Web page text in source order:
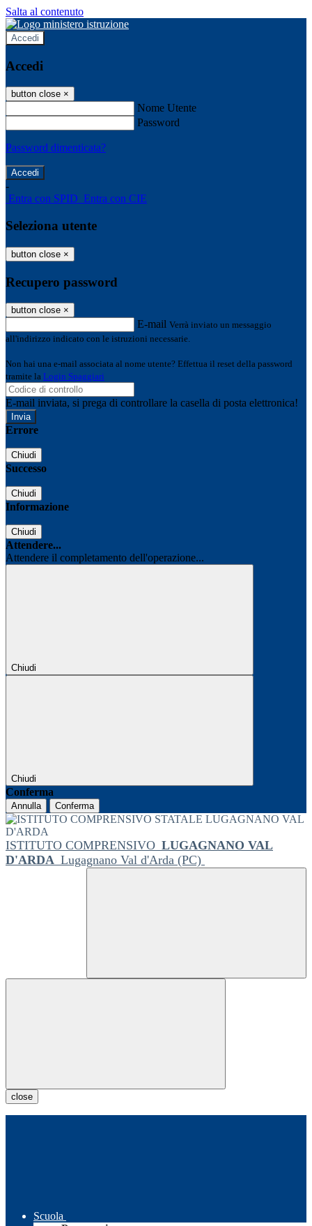
Salta al contenuto
Accedi
Accedi
button close ×
Nome Utente
Password
Password dimenticata?
-
Entra con SPID Entra con CIE
Seleziona utente
button close ×
Recupero password
button close ×
E-mail Verrà inviato un messaggio
all'indirizzo indicato con le istruzioni necessarie.
Non hai una e-mail associata al nome utente? Effettua il reset della password
tramite la Login Spaggiari
E-mail inviata, si prega di controllare la casella di posta elettronica!
Errore
Chiudi
Successo
Chiudi
Informazione
Chiudi
Attendere...
Attendere il completamento dell'operazione...
Chiudi
Chiudi
Conferma
Annulla Conferma
ISTITUTO COMPRENSIVO LUGAGNANO VAL
D'ARDA Lugagnano Val d'Arda (PC)
close
Scuola